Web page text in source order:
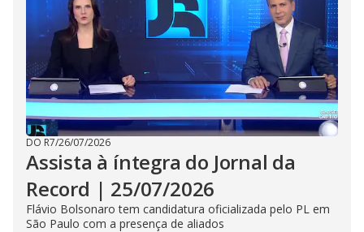
DO R7/26/07/2026
Assista à íntegra do Jornal da
Record | 25/07/2026
Flávio Bolsonaro tem candidatura oficializada pelo PL em
São Paulo com a presença de aliados